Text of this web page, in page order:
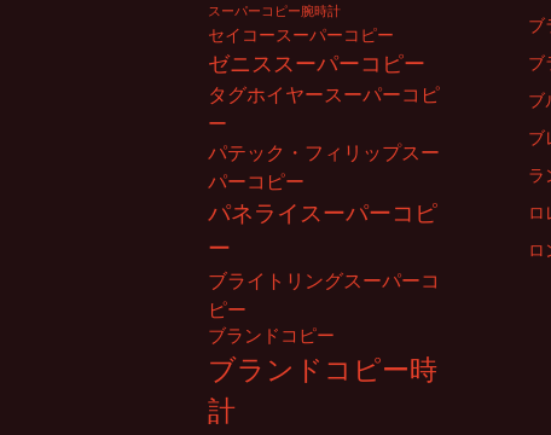
ブ
ブ
ブ
ブ
ラ
ロ
ロ
スーパーコピー腕時計
セイコースーパーコピー
ゼニススーパーコピー
タグホイヤースーパーコピ
ー
パテック・フィリップスー
パーコピー
パネライスーパーコピ
ー
ブライトリングスーパーコ
ピー
ブランドコピー
ブランドコピー時
計